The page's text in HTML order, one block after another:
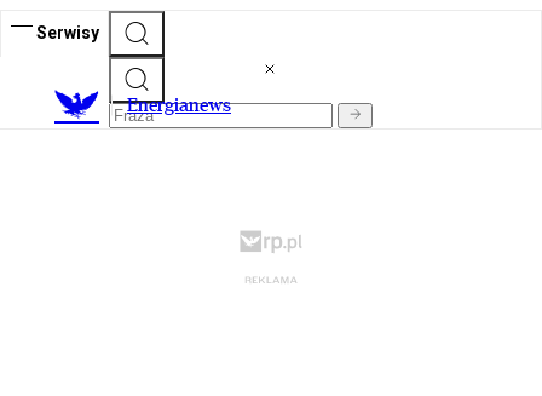
Serwisy
Energianews